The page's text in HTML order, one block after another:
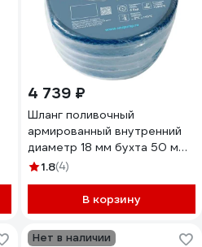
4 739 ₽
Шланг поливочный
армированный внутренний
диаметр 18 мм бухта 50 м
3/4" UNIPUMP 23551
1.8(4)
В корзину
Нет в наличии